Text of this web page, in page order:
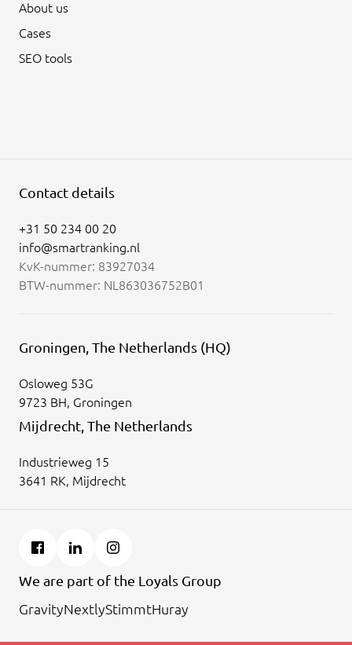
About us
Cases
SEO tools
Contact details
+31 50 234 00 20
info@smartranking.nl
KvK-nummer: 83927034
BTW-nummer: NL863036752B01
Groningen, The Netherlands (HQ)
Osloweg 53G
9723 BH, Groningen
Mijdrecht, The Netherlands
Industrieweg 15
3641 RK, Mijdrecht
We are part of the Loyals Group
GravityNextlyStimmtHuray